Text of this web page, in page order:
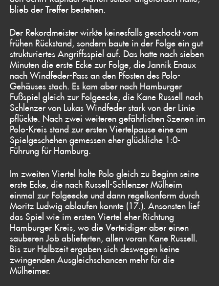
blieb der Treffer bestehen.
Der Rekordmeister wirkte keinesfalls geschockt vom
frühen Rückstand, sondern baute in der Folge ein gut
strukturiertes Angriffsspiel auf. Das hatte nach sieben
Minuten die erste Ecke zur Folge, die Jannik Enaux
nach Windfeder-Pass an den Pfosten des Polo-
Gehäuses stach. Es kam aber nach Hamburger
Fußspiel gleich zur Folgeecke, die Kane Russell nach
Schlenzer von Lukas Windfeder stark von der Linie
pflückte. Nach zwei weiteren gefährlichen Szenen im
Polo-Kreis stand zur ersten Viertelpause eine am
Spielgeschehen gemessen eher glückliche 1:0-
Führung für Hamburg.
Im zweiten Viertel holte Polo gleich zu Beginn seine
erste Ecke, die nach Russell-Schlenzer Mülheim
einmal zur Folgeecke und dann regelkonform durch
Moritz Ludwig ablaufen konnte (17.). Ansonsten lief
das Spiel wie im ersten Viertel eher Richtung
Hamburger Kreis, wo die Verteidiger aber einen
sauberen Job ablieferten, allen voran Kane Russell.
Bis zur Halbzeit ergaben sich deswegen keine
zwingenden Ausgleichschancen mehr für die
Mülheimer.